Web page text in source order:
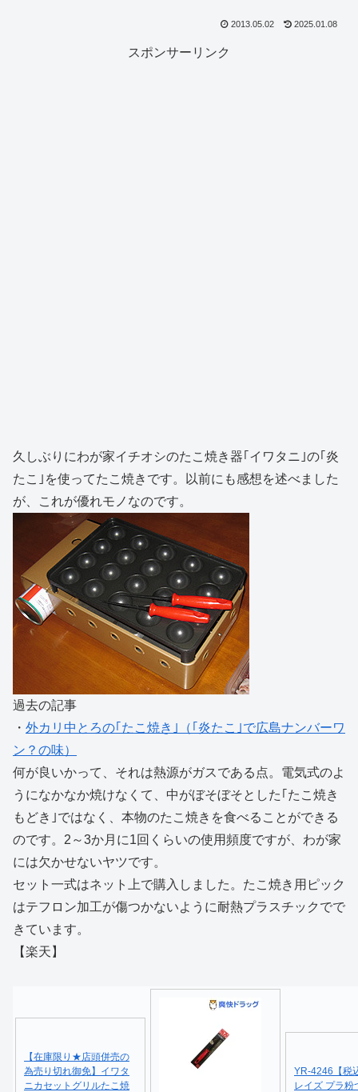
2013.05.02 2025.01.08
スポンサーリンク
久しぶりにわが家イチオシのたこ焼き器｢イワタニ｣の｢炎
たこ｣を使ってたこ焼きです。以前にも感想を述べました
が、これが優れモノなのです。
過去の記事
・ 外カリ中とろの｢たこ焼き｣（｢炎たこ｣で広島ナンバーワ
ン？の味）
何が良いかって、それは熱源がガスである点。電気式のよ
うになかなか焼けなくて、中がぼそぼそとした｢たこ焼き
もどき｣ではなく、本物のたこ焼きを食べることができる
のです。2～3か月に1回くらいの使用頻度ですが、わが家
には欠かせないヤツです。
セット一式はネット上で購入しました。たこ焼き用ピック
はテフロン加工が傷つかないように耐熱プラスチックでで
きています。
【楽天】
【在庫限り★店頭併売の
為売り切れ御免】イワタ
ニカセットグリルたこ焼
YR-4246【税
レイズ プラ粉